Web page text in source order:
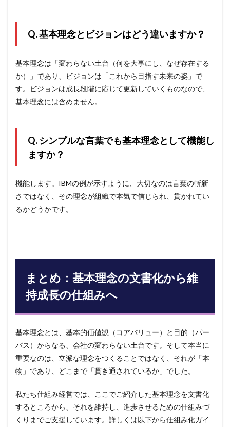
Q. 基本理念とビジョンはどう違いますか？
基本理念は「変わらない土台（何を大事にし、なぜ存在する
か）」であり、ビジョンは「これから目指す未来の姿」で
す。ビジョンは成長段階に応じて更新していくものなので、
基本理念には含めません。
Q. シンプルな言葉でも基本理念として機能し
ますか？
機能します。IBMの例が示すように、大切なのは言葉の斬新
さではなく、その理念が組織で本気で信じられ、貫かれてい
るかどうかです。
まとめ：基本理念の文書化から維
持成長の仕組みへ
基本理念とは、基本的価値観（コアバリュー）と目的（パー
パス）からなる、会社の変わらない土台です。そして本当に
重要なのは、立派な理念をつくることではなく、それが「本
物」であり、どこまで「貫き通されているか」でした。
私たち仕組み経営では、ここでご紹介した基本理念を文書化
するところから、それを維持し、進歩させるための仕組みづ
くりまでご支援しています。詳しくは以下から仕組み化ガイ